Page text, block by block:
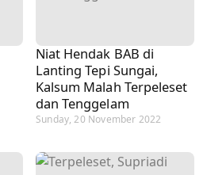
Niat Hendak BAB di
Lanting Tepi Sungai,
Kalsum Malah Terpeleset
dan Tenggelam
Sunday, 20 November 2022